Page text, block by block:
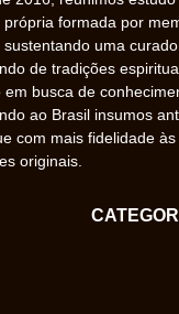
formada por
uma
de tradições
busca de
ao Brasil insumos
com mais fidelidade
originais.